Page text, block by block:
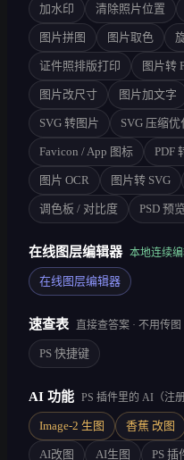
加水印 清除照片位置
图片拼图 图片取色
证件照排版打印 图片转
图片改尺寸 图片加文字
SVG 转图片 SVG 压缩优
Favicon / App 图标 PDF
图片 OCR 图片转 SVG
调色板 / 对比度 PSD 预
在线图层编辑器 本地连续
在线图层编辑器
速查表 直接查答案 · 不用传图
PS 快捷键
AI 功能 PS 插件里的 AI（注
Image-2 生图 香蕉 改图
AI改图 AI生图 PS 插